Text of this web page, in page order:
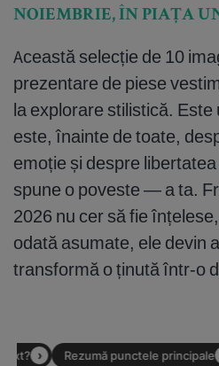
NOIEMBRIE, ÎN PIAȚA
Această selecție de 10
prezentare de piese
la explorare stilistică.
este, înainte de toate,
emoție și despre
spune o poveste — a ta.
2026 nu cer să fie
odată asumate, ele devin
transformă o ținută într-o